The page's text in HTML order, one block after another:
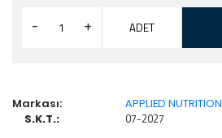
- + ADET
Markası:
APPLIED NUTRITION
S.K.T.:
07-2027